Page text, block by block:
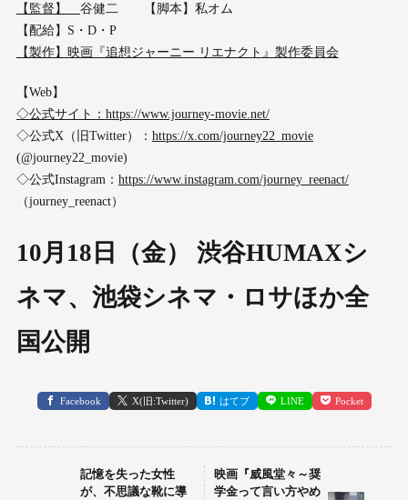
【監督】 谷健二 【脚本】私オム
【配給】S・D・P
【製作】映画『追想ジャーニー リエナクト』製作委員会
【Web】
◇公式サイト： https://www.journey-movie.net/
◇公式X（旧Twitter）： https://x.com/journey22_movie
(@journey22_movie)
◇公式Instagram： https://www.instagram.com/journey_reenact/
（journey_reenact）
10月18日（金） 渋谷HUMAXシ
ネマ、池袋シネマ・ロサほか全
国公開
Facebook X(旧:Twitter) はてブ LINE Pocket
記憶を失った女性
が、不思議な靴に導
映画『威風堂々～奨
学金って言い方やめ